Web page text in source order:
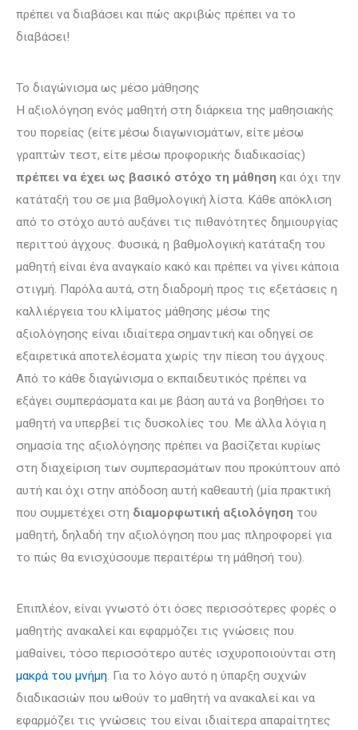
πρέπει να διαβάσει και πώς ακριβώς πρέπει να το
διαβάσει!
Το διαγώνισμα ως μέσο μάθησης
Η αξιολόγηση ενός μαθητή στη διάρκεια της μαθησιακής
του πορείας (είτε μέσω διαγωνισμάτων, είτε μέσω
γραπτών τεστ, είτε μέσω προφορικής διαδικασίας)
πρέπει να έχει ως βασικό στόχο τη μάθηση και όχι την
κατάταξή του σε μια βαθμολογική λίστα. Κάθε απόκλιση
από το στόχο αυτό αυξάνει τις πιθανότητες δημιουργίας
περιττού άγχους. Φυσικά, η βαθμολογική κατάταξη του
μαθητή είναι ένα αναγκαίο κακό και πρέπει να γίνει κάποια
στιγμή. Παρόλα αυτά, στη διαδρομή προς τις εξετάσεις η
καλλιέργεια του κλίματος μάθησης μέσω της
αξιολόγησης είναι ιδιαίτερα σημαντική και οδηγεί σε
εξαιρετικά αποτελέσματα χωρίς την πίεση του άγχους.
Από το κάθε διαγώνισμα ο εκπαιδευτικός πρέπει να
εξάγει συμπεράσματα και με βάση αυτά να βοηθήσει το
μαθητή να υπερβεί τις δυσκολίες του. Με άλλα λόγια η
σημασία της αξιολόγησης πρέπει να βασίζεται κυρίως
στη διαχείριση των συμπερασμάτων που προκύπτουν από
αυτή και όχι στην απόδοση αυτή καθεαυτή (μία πρακτική
που συμμετέχει στη διαμορφωτική αξιολόγηση του
μαθητή, δηλαδή την αξιολόγηση που μας πληροφορεί για
το πώς θα ενισχύσουμε περαιτέρω τη μάθησή του).
Επιπλέον, είναι γνωστό ότι όσες περισσότερες φορές ο
μαθητής ανακαλεί και εφαρμόζει τις γνώσεις που
μαθαίνει, τόσο περισσότερο αυτές ισχυροποιούνται στη
μακρά του μνήμη. Για το λόγο αυτό η ύπαρξη συχνών
διαδικασιών που ωθούν το μαθητή να ανακαλεί και να
εφαρμόζει τις γνώσεις του είναι ιδιαίτερα απαραίτητες